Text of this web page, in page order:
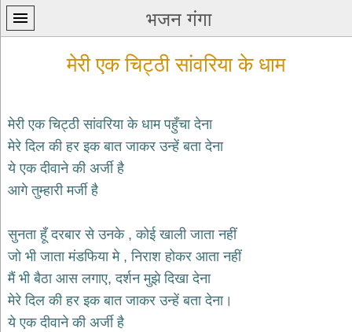
भजन गंगा
प्रथम
पन्ना
home
भजन
krishna
bhajans
शिव
भजन
bhajans
मेरी एक चिट्ठी सांवरिया के धाम
मेरी एक चिट्ठी सांवरिया के धाम पहुँचा देना
मेरे दिल की हर इक बात जाकर उन्हें बता देना
ये एक दीवाने की अर्जी है
आगे तुम्हारी मर्जी है
सुनता हूँ दरबार से उनके , कोई खाली जाता नहीं
जो भी जाता मंडफिया मे , निराश होकर आता नहीं
मैं भी बैठा आस लगाए, दर्शन मुझे दिखा देना
मेरे दिल की हर इक बात जाकर उन्हें बता देना।
ये एक दीवाने की अर्जी है